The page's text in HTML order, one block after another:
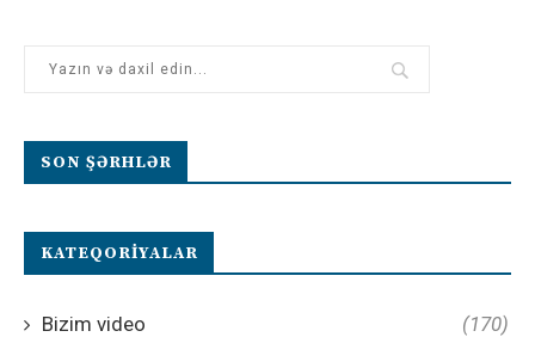
SON ŞƏRHLƏR
KATEQORIYALAR
Bizim video (170)